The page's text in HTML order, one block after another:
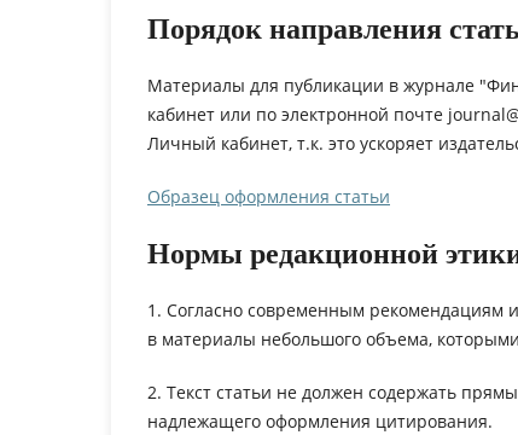
Порядок направления
Материалы для публикации в журнале
кабинет или по электронной почте
Личный кабинет, т.к. это ускоряет
Образец оформления статьи
Нормы редакционной
1. Согласно современным рекомендациям
в материалы небольшого объема,
2. Текст статьи не должен содержать
надлежащего оформления цитирования.